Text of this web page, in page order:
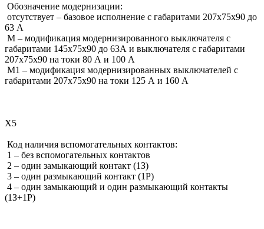
Обозначение модернизации:
отсутствует – базовое исполнение с габаритами 207х75х90 до
63 А
М – модификация модернизированного выключателя с
габаритами 145х75х90 до 63А и выключателя с габаритами
207х75х90 на токи 80 А и 100 А
М1 – модификация модернизированных выключателей с
габаритами 207х75х90 на токи 125 А и 160 А
Х5
Код наличия вспомогательных контактов:
1 – без вспомогательных контактов
2 – один замыкающий контакт (1З)
3 – один размыкающий контакт (1Р)
4 – один замыкающий и один размыкающий контакты
(1З+1Р)